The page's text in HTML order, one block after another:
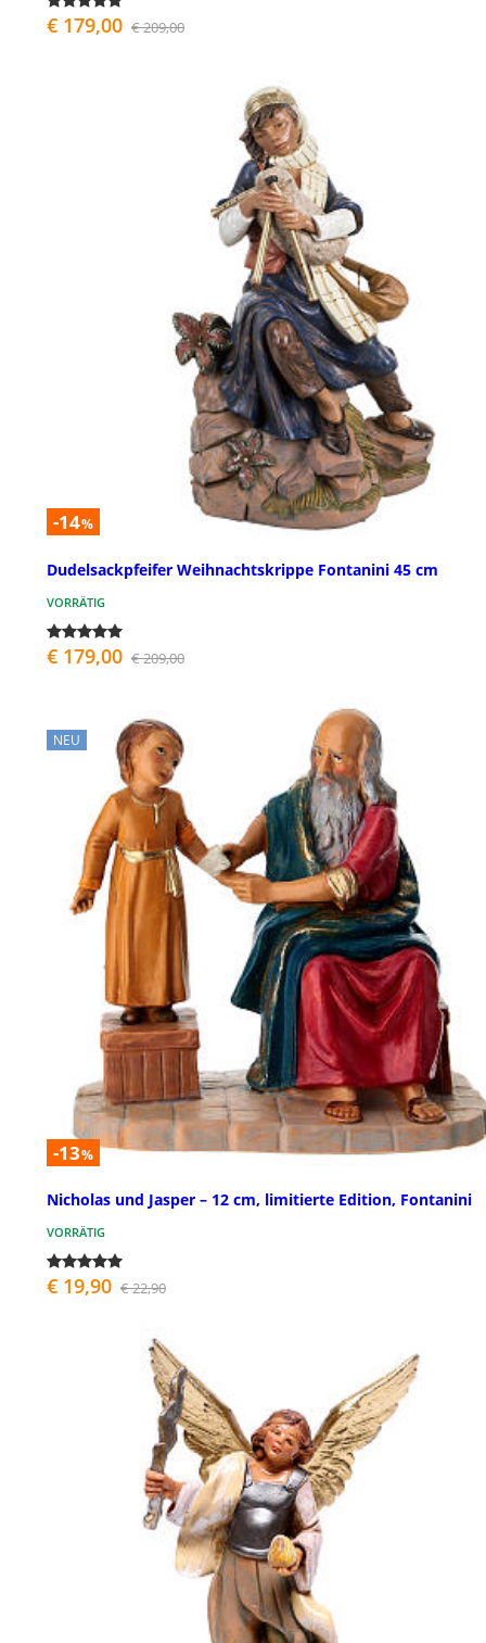
€ 179,00 € 209,00
-14%
Dudelsackpfeifer Weihnachtskrippe Fontanini 45 cm
VORRÄTIG
€ 179,00 € 209,00
NEU
-13%
Nicholas und Jasper – 12 cm, limitierte Edition, Fontanini
VORRÄTIG
€ 19,90 € 22,90